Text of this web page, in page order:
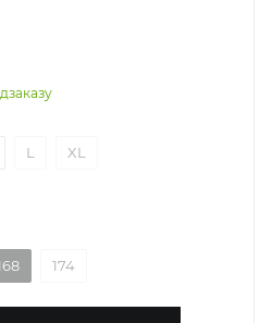
L XL
174